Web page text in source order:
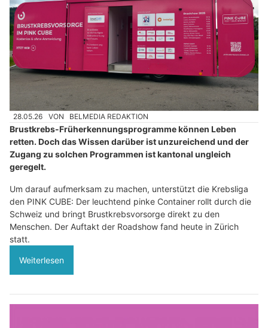
28.05.26 VON BELMEDIA REDAKTION
Brustkrebs-Früherkennungsprogramme können Leben
retten. Doch das Wissen darüber ist unzureichend und der
Zugang zu solchen Programmen ist kantonal ungleich
geregelt.
Um darauf aufmerksam zu machen, unterstützt die Krebsliga
den PINK CUBE: Der leuchtend pinke Container rollt durch die
Schweiz und bringt Brustkrebsvorsorge direkt zu den
Menschen. Der Auftakt der Roadshow fand heute in Zürich
statt.
Weiterlesen